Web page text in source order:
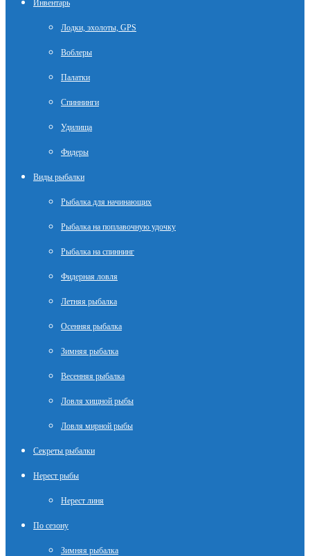
Инвентарь
Лодки, эхолоты, GPS
Воблеры
Палатки
Спиннинги
Удилища
Фидеры
Виды рыбалки
Рыбалка для начинающих
Рыбалка на поплавочную удочку
Рыбалка на спиннинг
Фидерная ловля
Летняя рыбалка
Осенняя рыбалка
Зимняя рыбалка
Весенняя рыбалка
Ловля хищной рыбы
Ловля мирной рыбы
Секреты рыбалки
Нерест рыбы
Нерест линя
По сезону
Зимняя рыбалка